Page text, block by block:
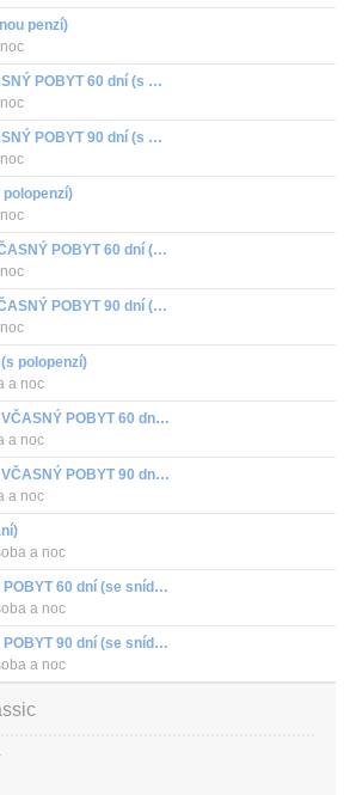
penzí)
Detoxikační program VČASNÝ POBYT 60 dní (s plnou penzí)
Detoxikační program VČASNÝ POBYT 90 dní (s plnou penzí)
Wellness pobyt Energie VČASNÝ POBYT 60 dní (s polopenzí)
Wellness pobyt Energie VČASNÝ POBYT 90 dní (s polopenzí)
polopenzí)
a noc
Wellness pobyt Harmonie VČASNÝ POBYT 60 dní (s polopenzí)
a noc
Wellness pobyt Harmonie VČASNÝ POBYT 90 dní (s polopenzí)
a noc
a noc
Rekreační pobyt VČASNÝ POBYT 60 dní (se snídaní)
a noc
Rekreační pobyt VČASNÝ POBYT 90 dní (se snídaní)
a noc